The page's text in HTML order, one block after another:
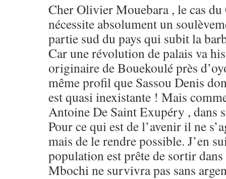
Cher Olivier Mouebara , le cas
nécessite absolument un
partie sud du pays qui subit la
Car une révolution de palais va
originaire de Bouekoulé près
même profil que Sassou Denis
est quasi inexistante ! Mais
Antoine De Saint Exupéry , dans
Pour ce qui est de l’avenir il ne
mais de le rendre possible. J’en
population est prête de sortir
Mbochi ne survivra pas sans